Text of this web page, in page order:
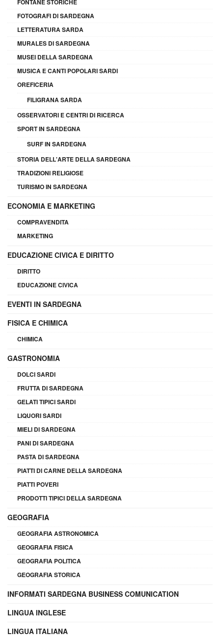
FONTANE STORICHE
FOTOGRAFI DI SARDEGNA
LETTERATURA SARDA
MURALES DI SARDEGNA
MUSEI DELLA SARDEGNA
MUSICA E CANTI POPOLARI SARDI
OREFICERIA
FILIGRANA SARDA
OSSERVATORI E CENTRI DI RICERCA
SPORT IN SARDEGNA
SURF IN SARDEGNA
STORIA DELL'ARTE DELLA SARDEGNA
TRADIZIONI RELIGIOSE
TURISMO IN SARDEGNA
ECONOMIA E MARKETING
COMPRAVENDITA
MARKETING
EDUCAZIONE CIVICA E DIRITTO
DIRITTO
EDUCAZIONE CIVICA
EVENTI IN SARDEGNA
FISICA E CHIMICA
CHIMICA
GASTRONOMIA
DOLCI SARDI
FRUTTA DI SARDEGNA
GELATI TIPICI SARDI
LIQUORI SARDI
MIELI DI SARDEGNA
PANI DI SARDEGNA
PASTA DI SARDEGNA
PIATTI DI CARNE DELLA SARDEGNA
PIATTI POVERI
PRODOTTI TIPICI DELLA SARDEGNA
GEOGRAFIA
GEOGRAFIA ASTRONOMICA
GEOGRAFIA FISICA
GEOGRAFIA POLITICA
GEOGRAFIA STORICA
INFORMATI SARDEGNA BUSINESS COMUNICATION
LINGUA INGLESE
LINGUA ITALIANA